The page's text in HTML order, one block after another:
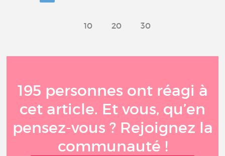
10 20 30
195 personnes ont réagi à
cet article. Et vous, qu’en
pensez-vous ? Rejoignez la
communauté !